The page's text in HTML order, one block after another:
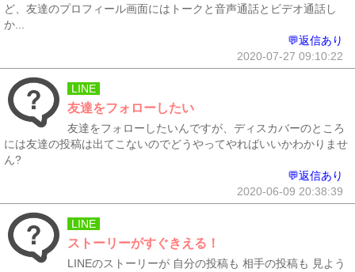
ど、友達のプロフィール画面にはトークと音声通話とビデオ通話し
か...
💬返信あり
2020-07-27 09:10:22
LINE
友達をフォローしたい
友達をフォローしたいんですが、ディスカバーのところ
には友達の投稿は出てこないのでどうやってやればいいかわかりませ
ん?
💬返信あり
2020-06-09 20:38:39
LINE
ストーリーがすぐきえる！
LINEのストーリーが 自分の投稿も 相手の投稿も 見よう